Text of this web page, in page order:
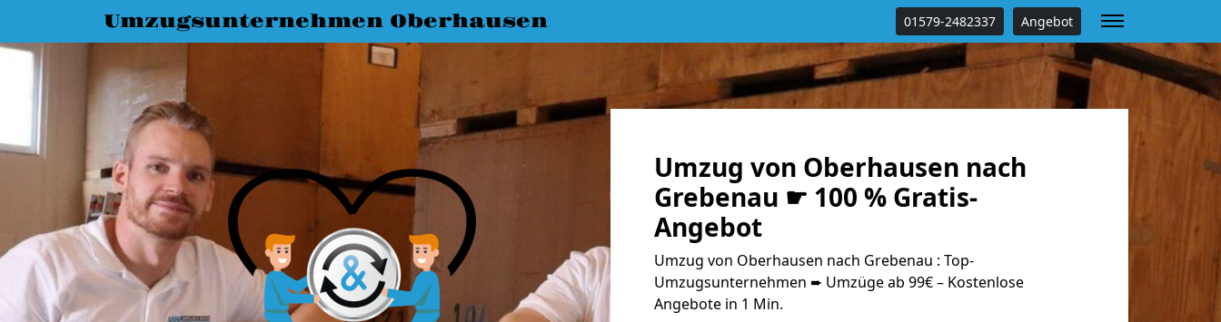
Umzugsunternehmen Oberhausen 01579-2482337 Angebot
Umzug von Oberhausen nach
Grebenau ☛ 100 % Gratis-
Angebot
Umzug von Oberhausen nach Grebenau : Top-
Umzugsunternehmen ➨ Umzüge ab 99€ – Kostenlose
Angebote in 1 Min.